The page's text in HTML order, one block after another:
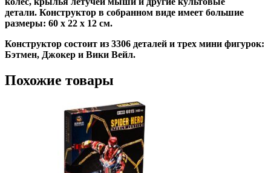
детали. Конструктор в собранном виде имеет большие
размеры: 60 х 22 х 12 см.
Конструктор состоит из 3306 деталей и трех мини фигурок:
Бэтмен, Джокер и Вики Вейл.
Похожие товары